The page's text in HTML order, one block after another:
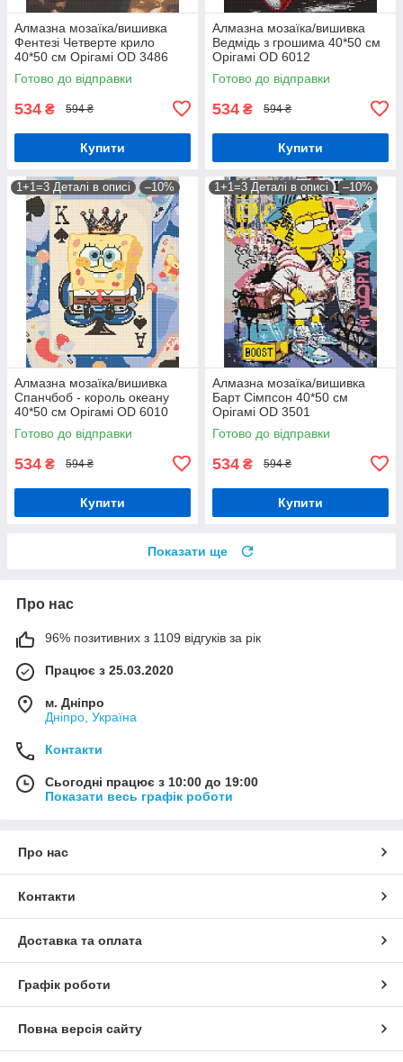
Алмазна мозаїка/вишивка
Фентезі Четверте крило
40*50 см Орігамі OD 3486
Готово до відправки
534 ₴ 594 ₴
Купити
Алмазна мозаїка/вишивка
Ведмідь з грошима 40*50 см
Орігамі OD 6012
Готово до відправки
534 ₴ 594 ₴
Купити
1+1=3 Деталі в описі –10%
Алмазна мозаїка/вишивка
Спанчбоб - король океану
40*50 см Орігамі OD 6010
Готово до відправки
534 ₴ 594 ₴
Купити
1+1=3 Деталі в описі –10%
Алмазна мозаїка/вишивка
Барт Сімпсон 40*50 см
Орігамі OD 3501
Готово до відправки
534 ₴ 594 ₴
Купити
Показати ще
Про нас
96% позитивних з 1109 відгуків за рік
Працює з 25.03.2020
м. Дніпро
Дніпро, Україна
Контакти
Сьогодні працює з 10:00 до 19:00
Показати весь графік роботи
Про нас
Контакти
Доставка та оплата
Графік роботи
Повна версія сайту